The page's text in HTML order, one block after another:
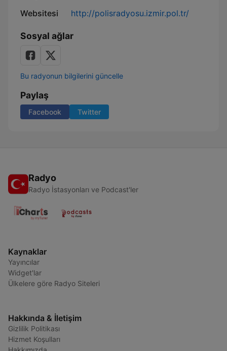
Websitesi http://polisradyosu.izmir.pol.tr/
Sosyal ağlar
Bu radyonun bilgilerini güncelle
Paylaş
Facebook Twitter
Radyo
Radyo İstasyonları ve Podcast'ler
Kaynaklar
Yayıncılar
Widget'lar
Ülkelere göre Radyo Siteleri
Hakkında & İletişim
Gizlilik Politikası
Hizmet Koşulları